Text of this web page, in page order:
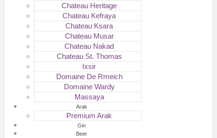
Chateau Heritage
Chateau Kefraya
Chateau Ksara
Chateau Musar
Chateau Nakad
Chateau St. Thomas
Ixsir
Domaine De Rmeich
Domaine Wardy
Massaya
Arak
Premium Arak
Gin
Beer